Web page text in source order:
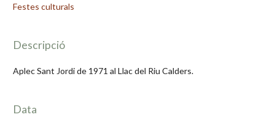
Festes culturals
Descripció
Aplec Sant Jordi de 1971 al Llac del Riu Calders.
Data